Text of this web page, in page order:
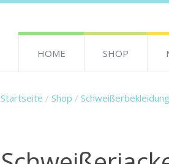
HOME SHOP
Startseite / Shop / Schweißerbekleidung